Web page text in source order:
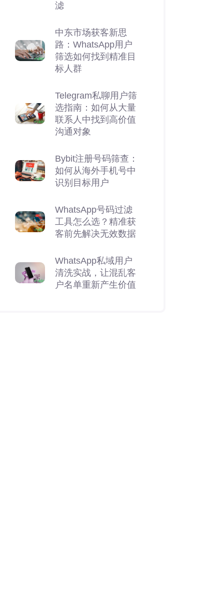
滤
中东市场获客新思
路：WhatsApp用户
筛选如何找到精准目
标人群
Telegram私聊用户筛
选指南：如何从大量
联系人中找到高价值
沟通对象
Bybit注册号码筛查：
如何从海外手机号中
识别目标用户
WhatsApp号码过滤
工具怎么选？精准获
客前先解决无效数据
WhatsApp私域用户
清洗实战，让混乱客
户名单重新产生价值